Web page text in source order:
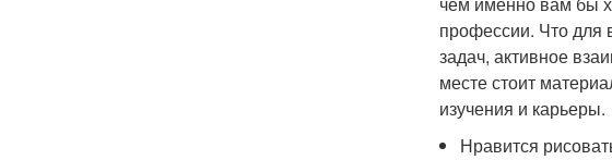
профессии. Что для
задач, активное
месте стоит
изучения и карьеры.
Нравится